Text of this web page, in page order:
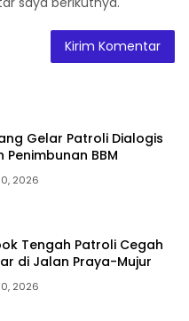
Gelar Patroli Dialogis
Penimbunan BBM
2026
Tengah Patroli Cegah
di Jalan Praya-Mujur
2026